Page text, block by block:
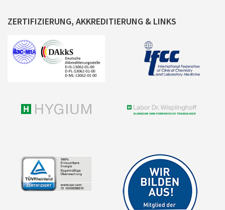
ZERTIFIZIERUNG, AKKREDITIERUNG & LINKS